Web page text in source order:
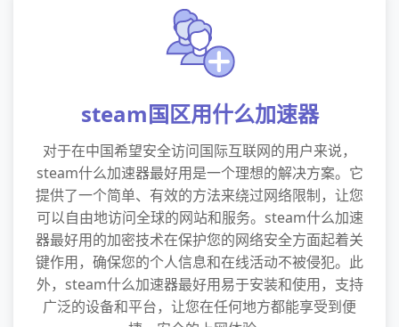
steam国区用什么加速器
对于在中国希望安全访问国际互联网的用户来说，
steam什么加速器最好用是一个理想的解决方案。它
提供了一个简单、有效的方法来绕过网络限制，让您
可以自由地访问全球的网站和服务。steam什么加速
器最好用的加密技术在保护您的网络安全方面起着关
键作用，确保您的个人信息和在线活动不被侵犯。此
外，steam什么加速器最好用易于安装和使用，支持
广泛的设备和平台，让您在任何地方都能享受到便